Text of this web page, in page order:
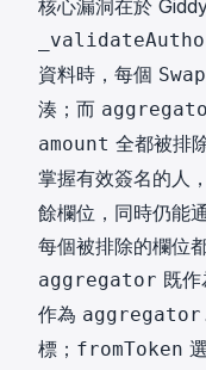
核心漏洞在於
資料時，每個
湊；而
amount 全都被排
掌握有效簽名的人
餘欄位，同時仍能
每個被排除的欄位
aggregator 既作
作為
標； fromToken